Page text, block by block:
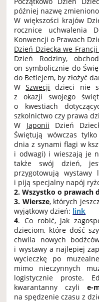
później nazwę
W większości krajów
rocznice uchwalenia
Konwencji o Prawach
Dzień Dziecka we Francji
Dzień Rodziny,
on symbolicznie do
do Betlejem, by złożyć
WSzwecji dzieci nie
z okazji swojego
o kwestiach
szkolnictwo czy prawa
W Japonii Dzień
Świętują wówczas
dnia z synami flagi w
i odwagi) i wieszają je
także swój dzień,
przygotowują
i piją specjalny napój
2. Wszystko o prawach
3. Wiersze, których
wyjątkowy dzień: link
4. Co robić, jak
dzieciom, które dość
chwila nowych
i wystawy a najlepiej
wycieczkę po
mimo nieczynnych
logistycznie proste.
kwarantanny czylie-
na spędzenie czasu z